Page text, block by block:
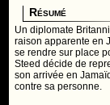
Résumé
Un diplomate
raison apparente en
se rendre sur place
Steed décide de
son arrivée en
contre sa personne.